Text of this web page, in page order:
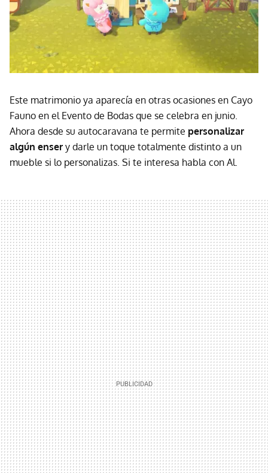
Este matrimonio ya aparecía en otras ocasiones en Cayo
Fauno en el Evento de Bodas que se celebra en junio.
Ahora desde su autocaravana te permite personalizar
algún enser y darle un toque totalmente distinto a un
mueble si lo personalizas. Si te interesa habla con Al.